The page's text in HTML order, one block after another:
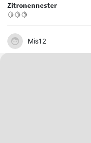
Zitronennester
🍋🍋🍋
Mis12